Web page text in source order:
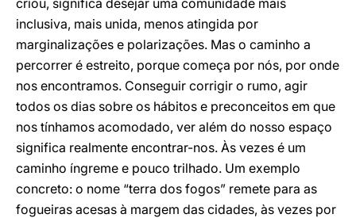
criou, significa desejar uma comunidade mais
inclusiva, mais unida, menos atingida por
marginalizações e polarizações. Mas o caminho a
percorrer é estreito, porque começa por nós, por onde
nos encontramos. Conseguir corrigir o rumo, agir
todos os dias sobre os hábitos e preconceitos em que
nos tínhamos acomodado, ver além do nosso espaço
significa realmente encontrar-nos. Às vezes é um
caminho íngreme e pouco trilhado. Um exemplo
concreto: o nome “terra dos fogos” remete para as
fogueiras acesas à margem das cidades, às vezes por